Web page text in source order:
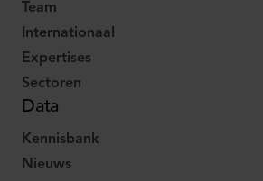
Team
Internationaal
Expertises
Sectoren
Data
Kennisbank
Nieuws